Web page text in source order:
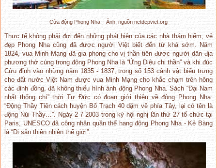
Cửa động Phong Nha – Ảnh: nguồn netdepviet.org
Thực tế không phải đợi đến những phát hiện của các nhà thám hiểm, vẻ
đẹp Phong Nha cũng đã được người Việt biết đến từ khá sớm. Năm
1824, vua Minh Mạng đã gia phong cho vị thần tiên được người dân địa
phương thờ cúng trong động Phong Nha là “Ứng Diệu chi thần” và khi đúc
Cửu đỉnh vào những năm 1835 - 1837, trong số 153 cảnh vật biểu trưng
cho đất nước Việt Nam được vua Minh Mạng cho khắc chạm trên hông
các đỉnh đồng, đã không thiếu hình ảnh động Phong Nha. Sách “Đại Nam
nhất thống chí” thời Tự Đức có đoạn giới thiệu về động Phong Nha:
“Động Thầy Tiên cách huyện Bố Trạch 40 dặm về phía Tây, lại có tên là
động Núi Thầy…”. Ngày 2-7-2003 trong kỳ hội nghị lần thứ 27 tổ chức tại
Paris, UNESCO đã công nhận quần thể hang động Phong Nha - Kẻ Bàng
là “Di sản thiên nhiên thế giới”.